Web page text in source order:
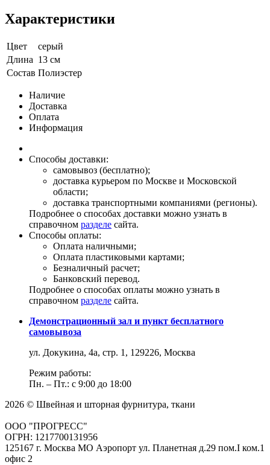
Характеристики
Цвет
серый
Длина 13 см
Состав Полиэстер
Наличие
Доставка
Оплата
Информация
Способы доставки:
самовывоз (бесплатно);
доставка курьером по Москве и Московской
области;
доставка транспортными компаниями (регионы).
Подробнее о способах доставки можно узнать в
справочном разделе сайта.
Способы оплаты:
Оплата наличными;
Оплата пластиковыми картами;
Безналичный расчет;
Банковский перевод.
Подробнее о способах оплаты можно узнать в
справочном разделе сайта.
Демонстрационный зал и пункт бесплатного
самовывоза
ул. Докукина, 4а, стр. 1, 129226, Москва
Режим работы:
Пн. – Пт.: с 9:00 до 18:00
2026 © Швейная и шторная фурнитура, ткани
ООО "ПРОГРЕСС"
ОГРН: 1217700131956
125167 г. Москва МО Аэропорт ул. Планетная д.29 пом.I ком.1
офис 2